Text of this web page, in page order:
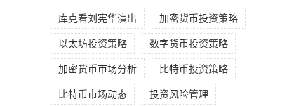
库克看刘宪华演出 加密货币投资策略
以太坊投资策略 数字货币投资策略
加密货币市场分析 比特币投资策略
比特币市场动态 投资风险管理